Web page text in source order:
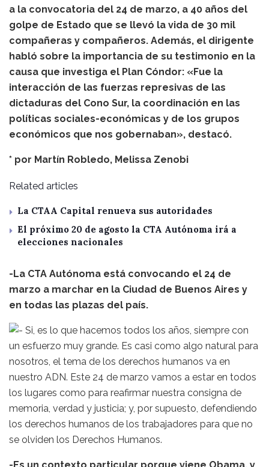
a la convocatoria del 24 de marzo, a 40 años del
golpe de Estado que se llevó la vida de 30 mil
compañeras y compañeros. Además, el dirigente
habló sobre la importancia de su testimonio en la
causa que investiga el Plan Cóndor: «Fue la
interacción de las fuerzas represivas de las
dictaduras del Cono Sur, la coordinación en las
políticas sociales-económicas y de los grupos
económicos que nos gobernaban», destacó.
* por Martín Robledo, Melissa Zenobi
Related articles
La CTAA Capital renueva sus autoridades
El próximo 20 de agosto la CTA Autónoma irá a
elecciones nacionales
-La CTA Autónoma está convocando el 24 de
marzo a marchar en la Ciudad de Buenos Aires y
en todas las plazas del país.
Si, es lo que hacemos todos los años, siempre con
un esfuerzo muy grande. Es casi como algo natural para
nosotros, el tema de los derechos humanos va en
nuestro ADN. Este 24 de marzo vamos a estar en todos
los lugares como para reafirmar nuestra consigna de
memoria, verdad y justicia; y, por supuesto, defendiendo
los derechos humanos de los trabajadores para que no
se olviden los Derechos Humanos.